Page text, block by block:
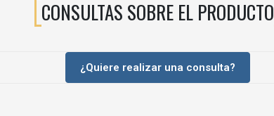
CONSULTAS SOBRE EL PRODUCTO
¿Quiere realizar una consulta?